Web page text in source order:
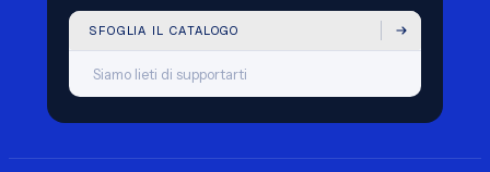
SFOGLIA IL CATALOGO
Siamo lieti di supportarti